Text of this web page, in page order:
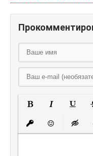
Полужирный
Курсив
Вставить